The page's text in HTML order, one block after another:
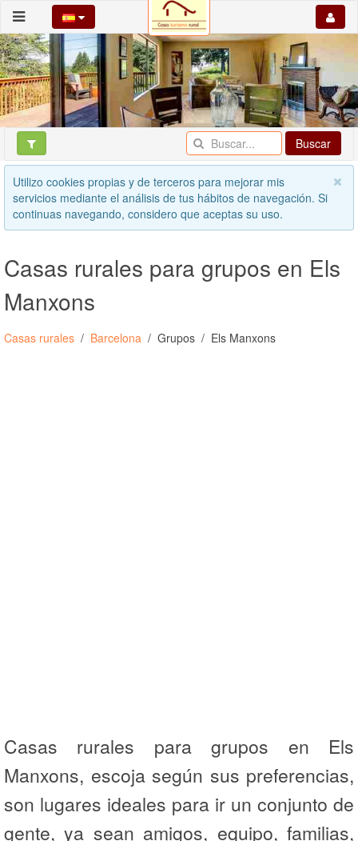
Buscar
Utilizo cookies propias y de terceros para mejorar mis
servicios mediante el análisis de tus hábitos de navegación. Si
continuas navegando, considero que aceptas su uso.
Casas rurales para grupos en Els
Manxons
Casas rurales Barcelona Grupos Els Manxons
Casas rurales para grupos en Els
Manxons, escoja según sus preferencias,
son lugares ideales para ir un conjunto de
gente, ya sean amigos, equipo, familias,